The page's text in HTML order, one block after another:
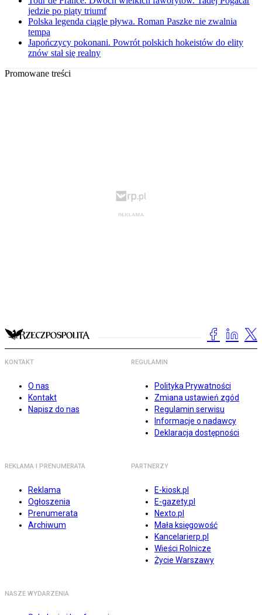
jedzie po piąty triumf
Polska legenda ciągle pływa. Roman Paszke nie zwalnia
tempa
Japończycy pokonani. Powrót polskich hokeistów do elity
znów stał się realny
Promowane treści
KONTAKT
O nas
Kontakt
Napisz do nas
REGULAMIN
Polityka Prywatności
Zmiana ustawień zgód
Regulamin serwisu
Informacje o nadawcy
Deklaracja dostępności
REKLAMA I PRENUMERATA
Reklama
Ogłoszenia
Prenumerata
Archiwum
PARTNERZY
E-kiosk.pl
E-gazety.pl
Nexto.pl
Mała księgowość
Kancelarierp.pl
Wieści Rolnicze
Życie Warszawy
NASZE WYDARZENIA